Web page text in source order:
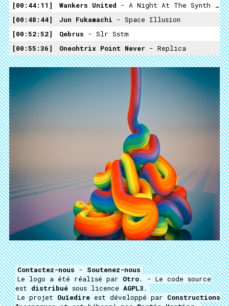
00:44:11
Wankers United - A Night At The Synth Museum
00:48:44
Jun Fukamachi - Space Illusion
00:52:52
Qebrus - Slr Sstm
00:55:36
Oneohtrix Point Never - Replica
Contactez-nous - Soutenez-nous
Le logo a été réalisé par Otro. - Le code source
est distribué sous licence AGPL3 .
Le projet Ouïedire est développé par Constructions